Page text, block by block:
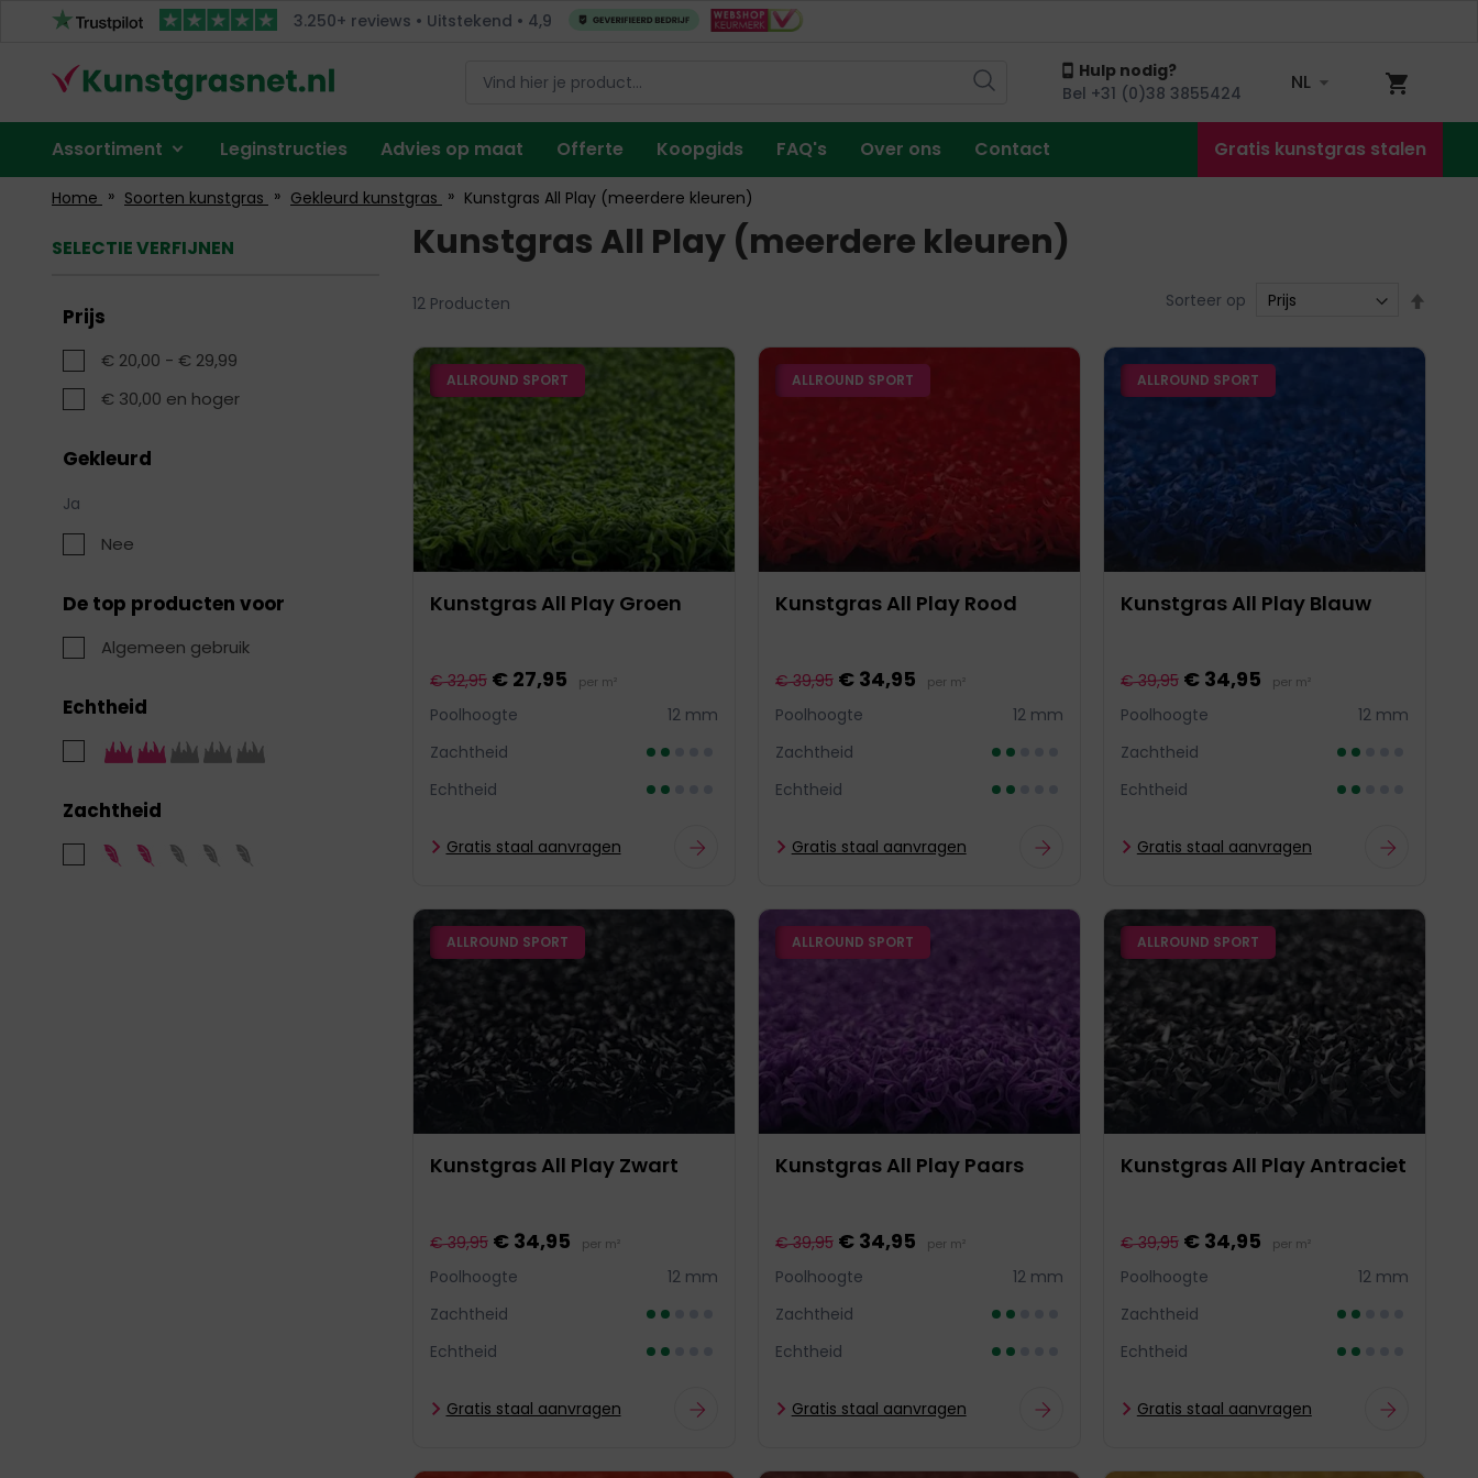
3.250+ reviews • Uitstekend • 4,9
Hulp nodig?
Bel +31 (0)38 3855424
NL
Assortiment Leginstructies Advies op maat Offerte Koopgids FAQ's Over ons Contact Gratis kunstgras stalen
Home Soorten kunstgras Gekleurd kunstgras Kunstgras All Play (meerdere kleuren)
SELECTIE VERFIJNEN
Prijs
€ 20,00 - € 29,99
€ 30,00 en hoger
Gekleurd
Ja
Nee
De top producten voor
Algemeen gebruik
Echtheid
Zachtheid
Kunstgras All Play (meerdere kleuren)
12Producten Sorteer op
ALLROUND SPORT
Kunstgras All Play Groen
€ 32,95 € 27,95 per m²
Poolhoogte
12 mm
Zachtheid
Echtheid
Gratis staal aanvragen
ALLROUND SPORT
Kunstgras All Play Rood
€ 39,95 € 34,95 per m²
Poolhoogte
12 mm
Zachtheid
Echtheid
Gratis staal aanvragen
ALLROUND SPORT
Kunstgras All Play Blauw
€ 39,95 € 34,95 per m²
Poolhoogte
12 mm
Zachtheid
Echtheid
Gratis staal aanvragen
ALLROUND SPORT
Kunstgras All Play Zwart
€ 39,95 € 34,95 per m²
Poolhoogte
12 mm
Zachtheid
Echtheid
Gratis staal aanvragen
ALLROUND SPORT
Kunstgras All Play Paars
€ 39,95 € 34,95 per m²
Poolhoogte
12 mm
Zachtheid
Echtheid
Gratis staal aanvragen
ALLROUND SPORT
Kunstgras All Play Antraciet
€ 39,95 € 34,95 per m²
Poolhoogte
12 mm
Zachtheid
Echtheid
Gratis staal aanvragen